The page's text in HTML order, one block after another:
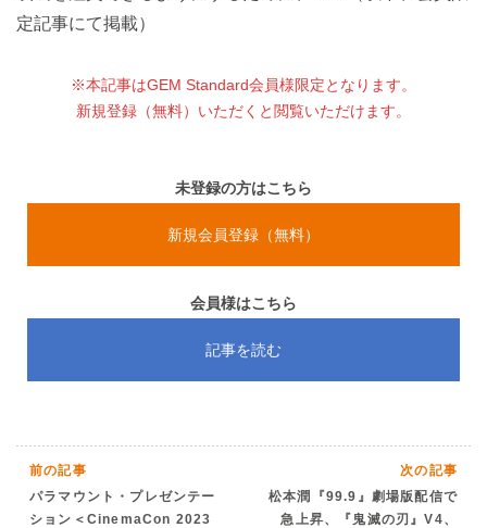
定記事にて掲載）
※本記事はGEM Standard会員様限定となります。
新規登録（無料）いただくと閲覧いただけます。
未登録の方はこちら
新規会員登録（無料）
会員様はこちら
記事を読む
前の記事
パラマウント・プレゼンテー
ション＜CinemaCon 2023
次の記事
松本潤『99.9』劇場版配信で
急上昇、『鬼滅の刃』V4、